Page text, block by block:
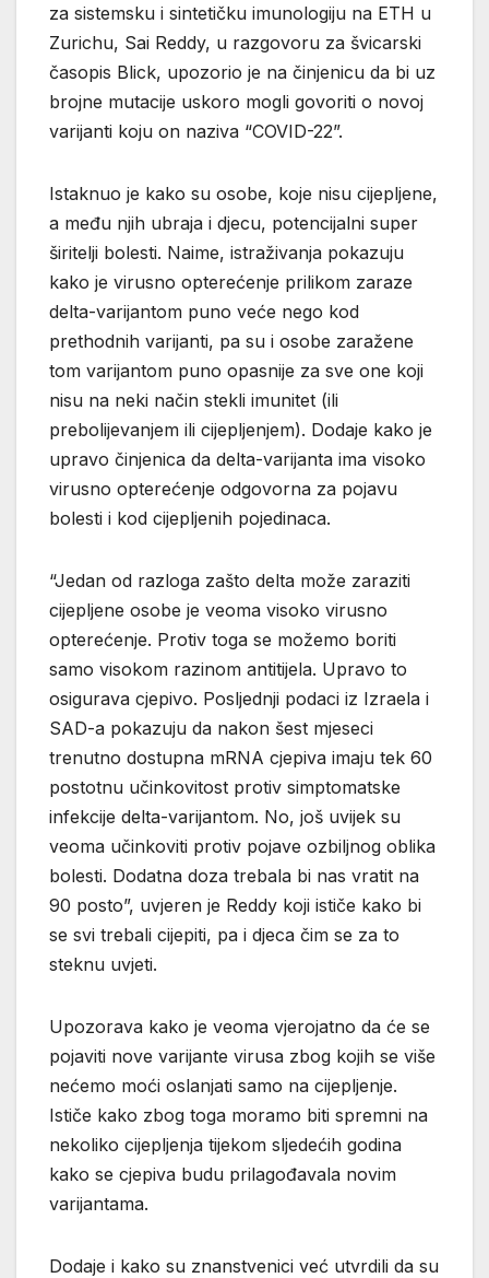
za sistemsku i sintetičku imunologiju na ETH u
Zurichu, Sai Reddy, u razgovoru za švicarski
časopis Blick, upozorio je na činjenicu da bi uz
brojne mutacije uskoro mogli govoriti o novoj
varijanti koju on naziva “COVID-22”.
Istaknuo je kako su osobe, koje nisu cijepljene,
a među njih ubraja i djecu, potencijalni super
širitelji bolesti. Naime, istraživanja pokazuju
kako je virusno opterećenje prilikom zaraze
delta-varijantom puno veće nego kod
prethodnih varijanti, pa su i osobe zaražene
tom varijantom puno opasnije za sve one koji
nisu na neki način stekli imunitet (ili
prebolijevanjem ili cijepljenjem). Dodaje kako je
upravo činjenica da delta-varijanta ima visoko
virusno opterećenje odgovorna za pojavu
bolesti i kod cijepljenih pojedinaca.
“Jedan od razloga zašto delta može zaraziti
cijepljene osobe je veoma visoko virusno
opterećenje. Protiv toga se možemo boriti
samo visokom razinom antitijela. Upravo to
osigurava cjepivo. Posljednji podaci iz Izraela i
SAD-a pokazuju da nakon šest mjeseci
trenutno dostupna mRNA cjepiva imaju tek 60
postotnu učinkovitost protiv simptomatske
infekcije delta-varijantom. No, još uvijek su
veoma učinkoviti protiv pojave ozbiljnog oblika
bolesti. Dodatna doza trebala bi nas vratit na
90 posto”, uvjeren je Reddy koji ističe kako bi
se svi trebali cijepiti, pa i djeca čim se za to
steknu uvjeti.
Upozorava kako je veoma vjerojatno da će se
pojaviti nove varijante virusa zbog kojih se više
nećemo moći oslanjati samo na cijepljenje.
Ističe kako zbog toga moramo biti spremni na
nekoliko cijepljenja tijekom sljedećih godina
kako se cjepiva budu prilagođavala novim
varijantama.
Dodaje i kako su znanstvenici već utvrdili da su